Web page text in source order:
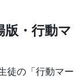
・行動マ
徒の「行動マー